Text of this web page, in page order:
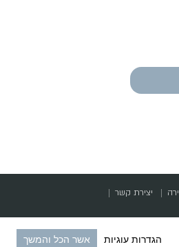
יצירת קשר